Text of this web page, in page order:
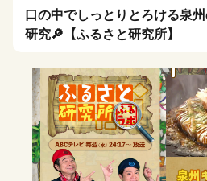
口の中でしっとりとろける泉
研究🔎【ふるさと研究所】